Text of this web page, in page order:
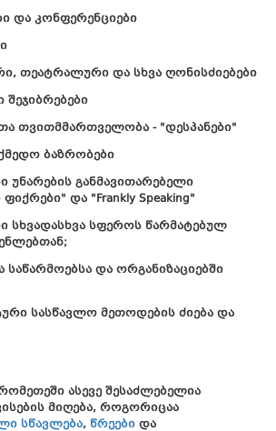
და კონფერენციები
თეატრალური და სხვა ღონისძიებები
თვითმმართველობა - "დესპანები"
ბაზრობები
უნარების განმავითარებელი
და "Frankly Speaking"
სხვადასხვა სფეროს წარმატებულ
საწარმოებსა და ორგანიზაციებში
სასწავლო მეთოდების ძიება და
ასევე შესაძლებელია
მიღება, როგორიცაა
სწავლება, წრეები და